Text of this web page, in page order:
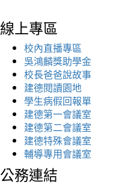
線上專區
校內直播專區
吳鴻麟獎助學金
校長爸爸說故事
建德閱讀園地
學生病假回報單
建德第一會議室
建德第二會議室
建德特殊會議室
輔導專用會議室
公務連結